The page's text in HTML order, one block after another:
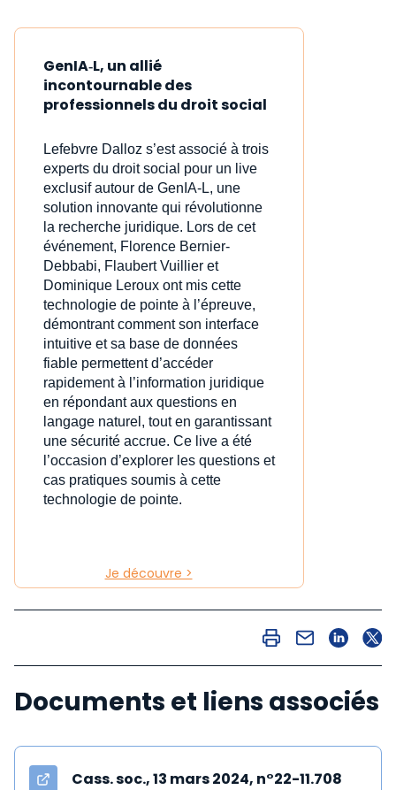
GenIA‑L, un allié
incontournable des
professionnels du droit social
Lefebvre Dalloz s’est associé à trois
experts du droit social pour un live
exclusif autour de GenIA‑L, une
solution innovante qui révolutionne
la recherche juridique. Lors de cet
événement, Florence Bernier-
Debbabi, Flaubert Vuillier et
Dominique Leroux ont mis cette
technologie de pointe à l’épreuve,
démontrant comment son interface
intuitive et sa base de données
fiable permettent d’accéder
rapidement à l’information juridique
en répondant aux questions en
langage naturel, tout en garantissant
une sécurité accrue. Ce live a été
l’occasion d’explorer les questions et
cas pratiques soumis à cette
technologie de pointe.
Je découvre >
Documents et liens associés
Cass. soc., 13 mars 2024, n°22-11.708